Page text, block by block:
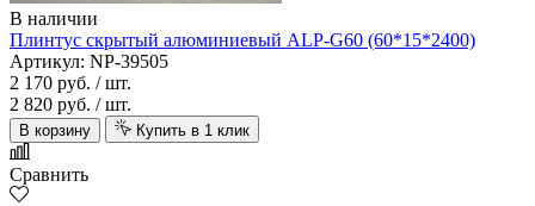
В наличии
Плинтус скрытый алюминиевый ALP-G60 (60*15*2400)
Артикул: NP-39505
2 170 руб. / шт.
2 820 руб. / шт.
В корзину Купить в 1 клик
Сравнить